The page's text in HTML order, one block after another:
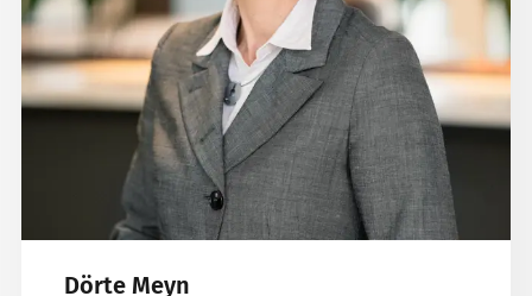
Dörte Meyn